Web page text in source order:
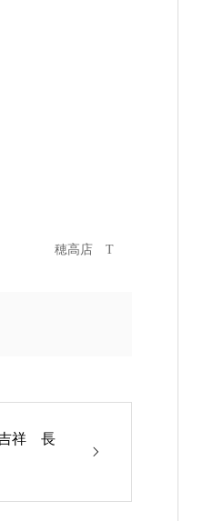
穂高店 T
吉祥 長